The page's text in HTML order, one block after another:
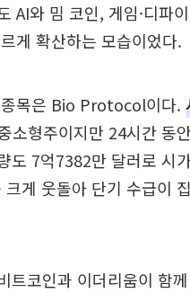
AI와 밈 코인, 게임·디파
게 확산하는 모습이었다.
목은 Bio Protocol이다.
소형주이지만 24시간 동
도 7억7382만 달러로 시
게 웃돌아 단기 수급이
트코인과 이더리움이 함